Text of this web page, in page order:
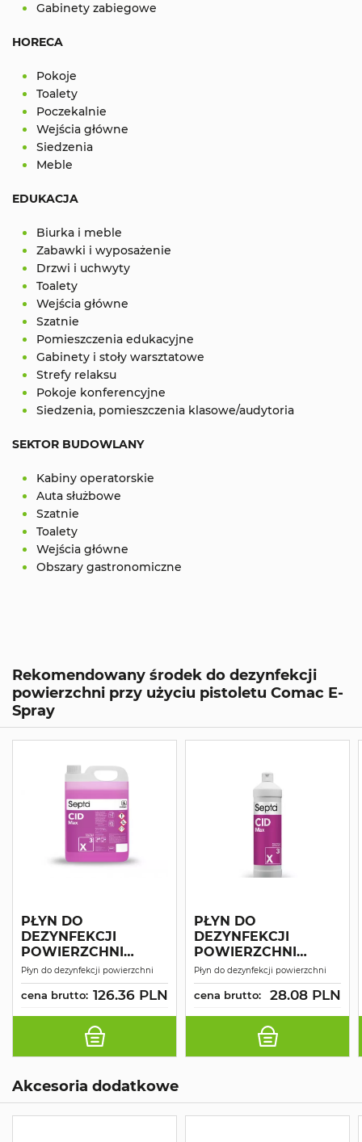
Gabinety zabiegowe
HORECA
Pokoje
Toalety
Poczekalnie
Wejścia główne
Siedzenia
Meble
EDUKACJA
Biurka i meble
Zabawki i wyposażenie
Drzwi i uchwyty
Toalety
Wejścia główne
Szatnie
Pomieszczenia edukacyjne
Gabinety i stoły warsztatowe
Strefy relaksu
Pokoje konferencyjne
Siedzenia, pomieszczenia klasowe/audytoria
SEKTOR BUDOWLANY
Kabiny operatorskie
Auta służbowe
Szatnie
Toalety
Wejścia główne
Obszary gastronomiczne
Rekomendowany środek do dezynfekcji
powierzchni przy użyciu pistoletu Comac E-
Spray
PŁYN DO
DEZYNFEKCJI
POWIERZCHNI
SEPTA CID MAX X3 5L
MIX
Płyn do dezynfekcji powierzchni
cena brutto: 126.36 PLN
PŁYN DO
DEZYNFEKCJI
POWIERZCHNI
SEPTA CID MAX X3 1L
MIX
Płyn do dezynfekcji powierzchni
cena brutto: 28.08 PLN
Akcesoria dodatkowe